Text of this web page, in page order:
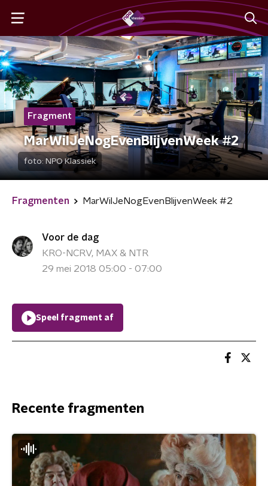
Fragment
MarWilJeNogEvenBlijvenWeek #2
foto: NPO Klassiek
Fragmenten MarWilJeNogEvenBlijvenWeek #2
Voor de dag
KRO-NCRV, MAX & NTR
29 mei 2018 05:00 - 07:00
Speel fragment af
Recente fragmenten